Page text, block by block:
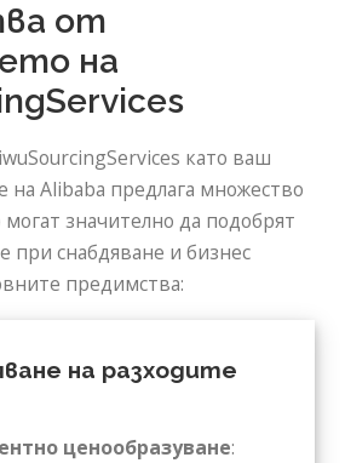
от
на
като ваш
на Alibaba предлага множество
значително да подобрят
при снабдяване и бизнес
предимства:
на разходите
ценообразуване: